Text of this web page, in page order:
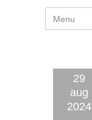
29
aug
2024